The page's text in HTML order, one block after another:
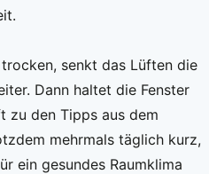
senkt das Lüften die
Dann haltet die Fenster
zu den Tipps aus dem
mehrmals täglich kurz,
ein gesundes Raumklima